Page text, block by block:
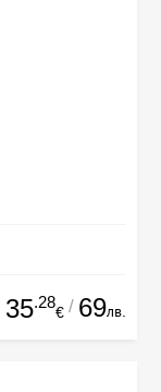
35.28
€ / 69лв.